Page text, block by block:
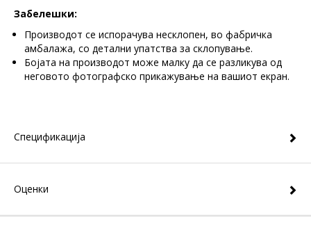
Забелешки:
Производот се испорачува несклопен, во фабричка
амбалажа, со детални упатства за склопување.
Бојата на производот може малку да се разликува од
неговото фотографско прикажување на вашиот екран.
Спецификација
Оценки